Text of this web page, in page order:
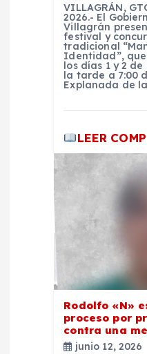
VILLAGRÁN,
2026.- El
Villagrán
festival y
tradicional
Identidad”,
los días 1 y 2
la tarde a 7:00
Explanada de
LEER
Rodolfo «N»
proceso por
contra una
junio 12, 2026